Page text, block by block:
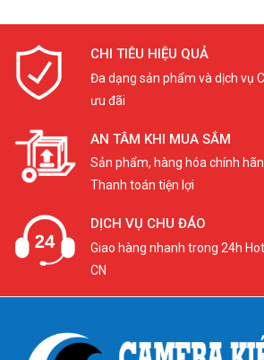
CHI TIÊU HIỆU QUẢ
Đa dạng sản phẩm và dịch vụ
ưu đãi
AN TÂM KHI MUA SẮM
Sản phẩm, hàng hóa chính
Thanh toán tiện lợi
DỊCH VỤ CHU ĐÁO
Giao hàng nhanh trong 24h
CN